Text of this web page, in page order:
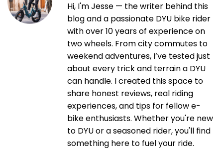
Hi, I'm Jesse — the writer behind this
blog and a passionate DYU bike rider
with over 10 years of experience on
two wheels. From city commutes to
weekend adventures, I’ve tested just
about every trick and terrain a DYU
can handle. I created this space to
share honest reviews, real riding
experiences, and tips for fellow e-
bike enthusiasts. Whether you're new
to DYU or a seasoned rider, you'll find
something here to fuel your ride.